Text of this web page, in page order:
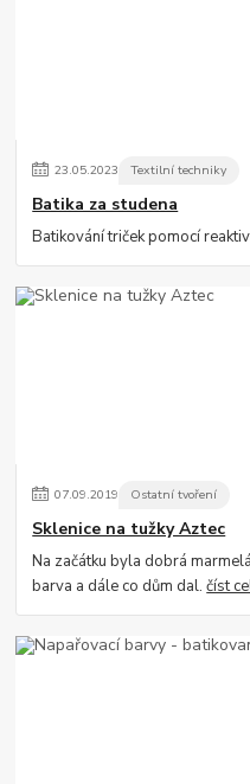
23.05.2023 Textilní techniky
Batika za studena
Batikování triček pomocí
07.09.2019 Ostatní tvoření
Sklenice na tužky Aztec
Na začátku byla dobrá
barva a dále co dům dal.číst